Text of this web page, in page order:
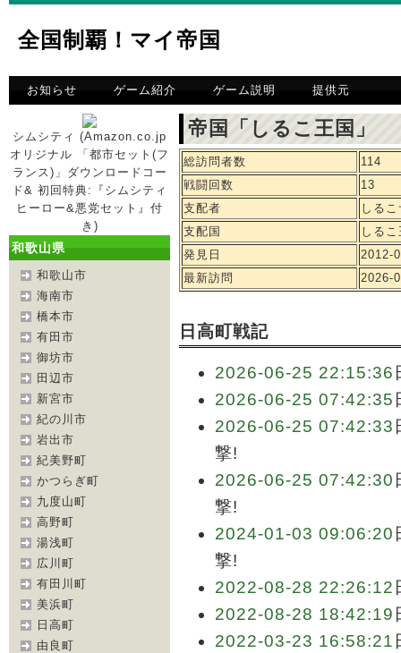
全国制覇！マイ帝国
お知らせ ゲーム紹介 ゲーム説明 提供元
シムシティ (Amazon.co.jp
オリジナル 「都市セット(フ
ランス)」ダウンロードコー
ド& 初回特典:『シムシティ
ヒーロー&悪党セット』付
き)
和歌山県
和歌山市
海南市
橋本市
有田市
御坊市
田辺市
新宮市
紀の川市
岩出市
紀美野町
かつらぎ町
九度山町
高野町
湯浅町
広川町
有田川町
美浜町
日高町
由良町
帝国「しるこ王国」
総訪問者数
114
戦闘回数
13
支配者
しる
支配国
しる
発見日
2012-
最新訪問
2026-
日高町戦記
2026-06-25 22:15:36
2026-06-25 07:42:35
2026-06-25 07:42:33
撃!
2026-06-25 07:42:30
撃!
2024-01-03 09:06:20
撃!
2022-08-28 22:26:12
2022-08-28 18:42:19
2022-03-23 16:58:21